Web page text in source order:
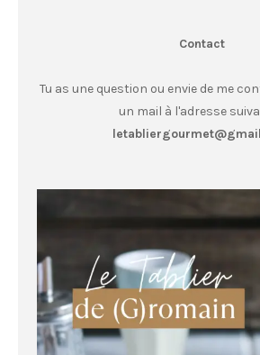
Contact
Tu as une question ou envie de me
un mail à l'adresse